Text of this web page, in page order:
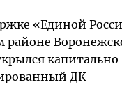
«Единой
районе
капитально
ДК